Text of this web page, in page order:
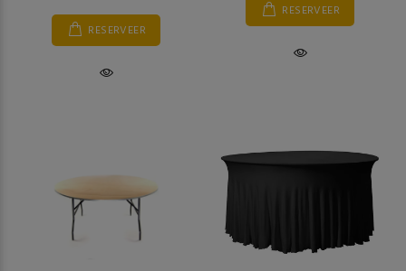
RESERVEER
RESERVEER